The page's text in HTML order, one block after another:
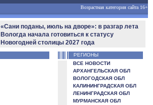
Возрастная категория сайта 16+
«Сани поданы, июль на дворе»: в разгар лета
Вологда начала готовиться к статусу
Новогодней столицы 2027 года
РЕГИОНЫ
ВСЕ НОВОСТИ
АРХАНГЕЛЬСКАЯ ОБЛ
ВОЛОГОДСКАЯ ОБЛ
КАЛИНИНГРАДСКАЯ ОБЛ
ЛЕНИНГРАДСКАЯ ОБЛ
МУРМАНСКАЯ ОБЛ